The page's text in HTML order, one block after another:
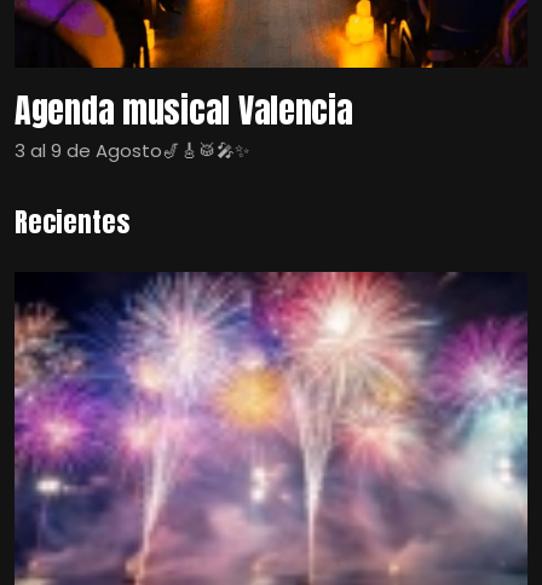
Agenda musical Valencia
3 al 9 de Agosto🎷🎸🥁🎤✨
Recientes